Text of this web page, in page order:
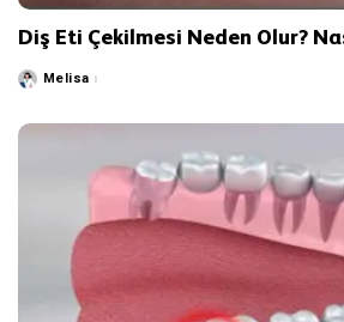
Diş Eti Çekilmesi Neden Olur?
PostedMelisa